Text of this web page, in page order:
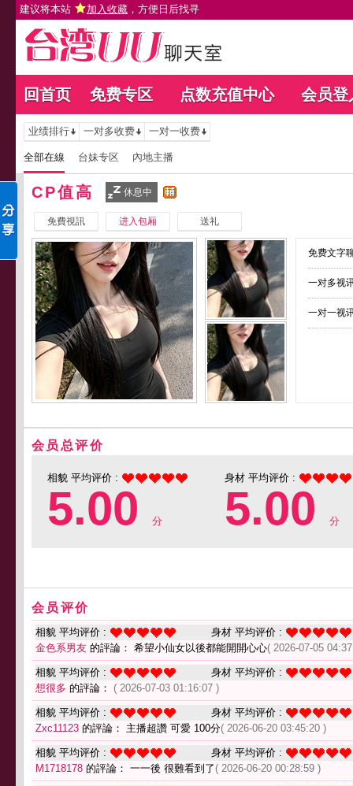
建议将本站 加入收藏 ，方便日后找寻
回首页 免费专区 点数充值中心 会员登
业绩排行 一对多收费 一对一收费
全部在線 台妹专区 內地主播
CP值高 休息中
免費視訊 进入包厢 送礼
免费文字
一对多视
一对一视
会员总评价
相貌 平均评价 :
5.00 分
身材 平均评价 :
5.00 分
会员评价
相貌 平均评价 :
身材 平均评价 :
金色系男友 的評論： 希望小仙女以後都能開開心心( 2026-07-05
相貌 平均评价 :
身材 平均评价 :
想很多 的評論： ( 2026-07-03 01:16:07 )
相貌 平均评价 :
身材 平均评价 :
Zxc11123 的評論： 主播超讚 可愛 100分( 2026-06-20 03:45:20 )
相貌 平均评价 :
身材 平均评价 :
M1718178 的評論： 一一後 很難看到了 ( 2026-06-20 00:28:59 )